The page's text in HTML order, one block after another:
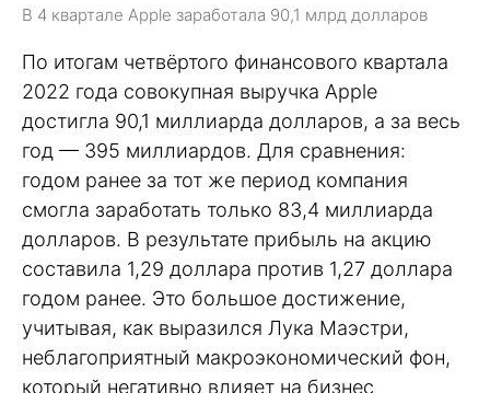
В 4 квартале Apple заработала 90,1 млрд долларов
По итогам четвёртого финансового квартала
2022 года совокупная выручка Apple
достигла 90,1 миллиарда долларов, а за весь
год — 395 миллиардов. Для сравнения:
годом ранее за тот же период компания
смогла заработать только 83,4 миллиарда
долларов. В результате прибыль на акцию
составила 1,29 доллара против 1,27 доллара
годом ранее. Это большое достижение,
учитывая, как выразился Лука Маэстри,
неблагоприятный макроэкономический фон,
который негативно влияет на бизнес